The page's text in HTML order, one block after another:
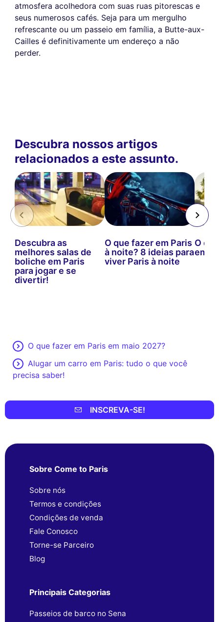
atmosfera acolhedora com suas ruas pitorescas e
seus numerosos cafés. Seja para um mergulho
refrescante ou um passeio em família, a Butte-aux-
Cailles é definitivamente um endereço a não
perder.
Descubra nossos artigos
relacionados a este assunto.
Descubra as
melhores salas de
boliche em Paris
para jogar e se
divertir!
O que fazer em Paris
à noite? 8 ideias para
viver Paris à noite
O
em
O que fazer em Paris em maio 2027?
Alugar um carro em Paris: tudo o que você
precisa saber!
INSCREVA-SE!
Sobre Come to Paris
Sobre nós
Termos e condições
Condições de venda
Fale Conosco
Torne-se Parceiro
Blog
Principais Categorias
Passeios de barco no Sena